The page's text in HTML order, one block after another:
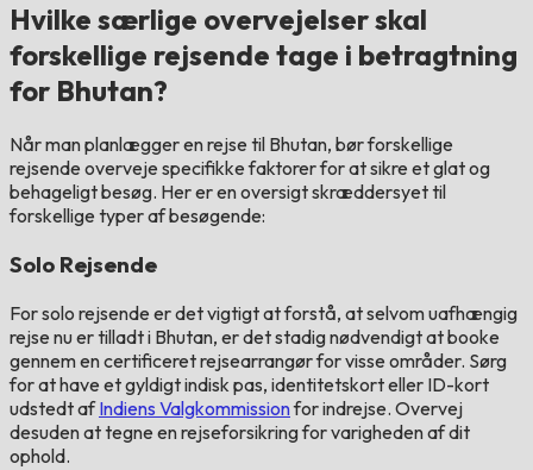
Hvilke særlige overvejelser skal
forskellige rejsende tage i betragtning
for Bhutan?
Når man planlægger en rejse til Bhutan, bør forskellige
rejsende overveje specifikke faktorer for at sikre et glat og
behageligt besøg. Her er en oversigt skræddersyet til
forskellige typer af besøgende:
Solo Rejsende
For solo rejsende er det vigtigt at forstå, at selvom uafhængig
rejse nu er tilladt i Bhutan, er det stadig nødvendigt at booke
gennem en certificeret rejsearrangør for visse områder. Sørg
for at have et gyldigt indisk pas, identitetskort eller ID-kort
udstedt afIndiens Valgkommissionfor indrejse. Overvej
desuden at tegne en rejseforsikring for varigheden af dit
ophold.